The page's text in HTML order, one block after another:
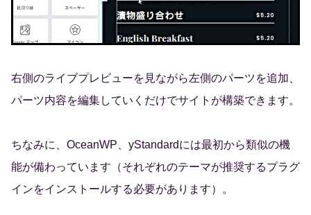
右側のライブプレビューを見ながら左側のパーツを追加、
パーツ内容を編集していくだけでサイトが構築できます。
ちなみに、OceanWP、yStandardには最初から類似の機
能が備わっています（それぞれのテーマが推奨するプラグ
インをインストールする必要があります）。